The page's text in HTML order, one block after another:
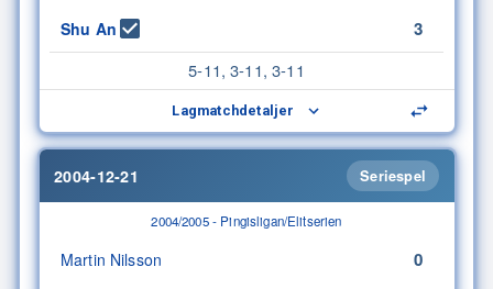
Shu An 3
5-11, 3-11, 3-11
Lagmatchdetaljer
2004-12-21 Seriespel
2004/2005 - Pingisligan/Elitserien
Martin Nilsson 0